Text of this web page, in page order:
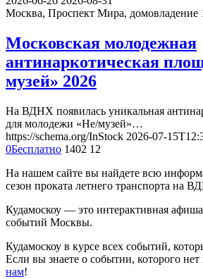
Москва, Проспект Мира, домовладение
Московская молодежная
антинаркотическая
музей» 2026
На ВДНХ появилась уникальная
для молодежи «Не/музей»…
https://schema.org/InStock 2026-07-
0Бесплатно 1402 12
На нашем сайте вы найдете всю
сезон проката летнего транспорта на
Кудамоскоу — это интерактивная
событий Москвы.
Кудамоскоу в курсе всех событий,
Если вы знаете о событии, которого нет
нам!